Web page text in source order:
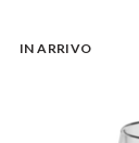
IN ARRIVO